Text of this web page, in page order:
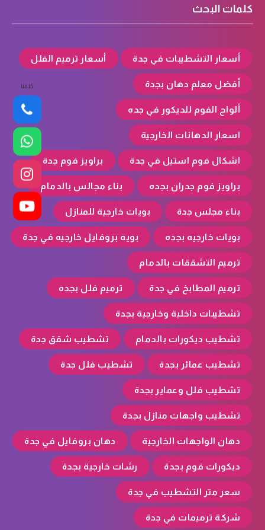
كلمات البحث
أسعار التشطيبات في جدة أسعار ترميم الفلل
أفضل معلم دهان بجدة
ألواح الفوم للديكور في جده
اسعار الدهانات الخارجية
اشكال فوم استيل في جدة براويز فوم جدة
براويز فوم جدران بجده بناء مجالس بالدمام
بناء مجلس جدة بويات خارجية للمنازل
بويات خارجيه بجده بويه بروفايل خارجيه في جدة
ترميم التشققات بالدمام
ترميم المطابخ في جدة ترميم فلل بجده
تشطيبات داخلية وخارجية بجدة
تشطيب ديكورات بالدمام تشطيب شقق جدة
تشطيب عمائر بجدة تشطيب فلل جدة
تشطيب فلل وعماير بجدة
تشطيب واجهات منازل بجدة
دهان الواجهات الخارجية دهان بروفايل في جدة
ديكورات فوم بجدة رشات خارجية بجدة
سعر متر التشطيب في جدة
شركة ترميمات في جدة
كلمنا